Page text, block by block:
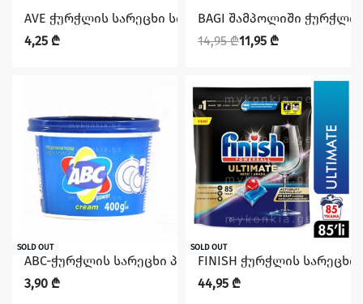
AVE ჭურჭლის სარეცხი სითხე ფორთოხალი 900 მლ
4,25 ₾
BAGI შამპოლიში
14,95₾11,95 ₾
SOLD OUT
ABC-ჭურჭლის სარეცხი პასტა 400 გრ
3,90 ₾
SOLD OUT
FINISH ჭურჭლის სარეცხი
44,95 ₾